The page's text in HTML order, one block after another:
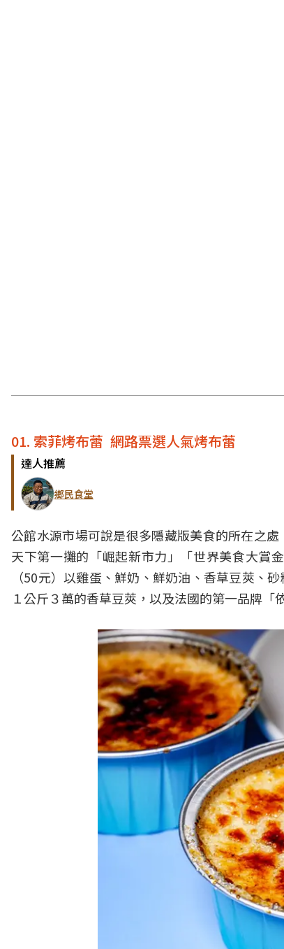
01. 索菲烤布蕾 網路票選人氣烤布蕾
達人推薦
鄉民食堂
公館水源市場可說是很多隱藏版美食的所在之
天下第一攤的「崛起新市力」「世界美食大賞
（50元）以雞蛋、鮮奶、鮮奶油、香草豆莢、
１公斤３萬的香草豆莢，以及法國的第一品牌「